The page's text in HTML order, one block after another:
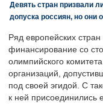
Девять стран призвали
допуска россиян, но они
Ряд европейских
финансирование со
олимпийского
организаций,
под своей эгидой. С
к ней присоединились